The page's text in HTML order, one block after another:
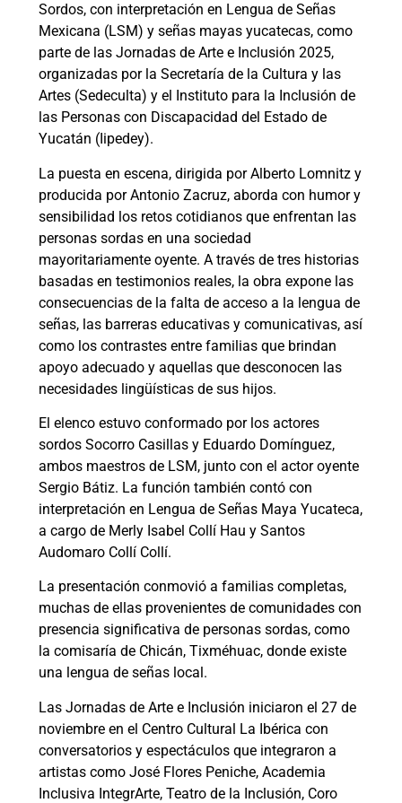
Sordos, con interpretación en Lengua de Señas
Mexicana (LSM) y señas mayas yucatecas, como
parte de las Jornadas de Arte e Inclusión 2025,
organizadas por la Secretaría de la Cultura y las
Artes (Sedeculta) y el Instituto para la Inclusión de
las Personas con Discapacidad del Estado de
Yucatán (Iipedey).
La puesta en escena, dirigida por Alberto Lomnitz y
producida por Antonio Zacruz, aborda con humor y
sensibilidad los retos cotidianos que enfrentan las
personas sordas en una sociedad
mayoritariamente oyente. A través de tres historias
basadas en testimonios reales, la obra expone las
consecuencias de la falta de acceso a la lengua de
señas, las barreras educativas y comunicativas, así
como los contrastes entre familias que brindan
apoyo adecuado y aquellas que desconocen las
necesidades lingüísticas de sus hijos.
El elenco estuvo conformado por los actores
sordos Socorro Casillas y Eduardo Domínguez,
ambos maestros de LSM, junto con el actor oyente
Sergio Bátiz. La función también contó con
interpretación en Lengua de Señas Maya Yucateca,
a cargo de Merly Isabel Collí Hau y Santos
Audomaro Collí Collí.
La presentación conmovió a familias completas,
muchas de ellas provenientes de comunidades con
presencia significativa de personas sordas, como
la comisaría de Chicán, Tixméhuac, donde existe
una lengua de señas local.
Las Jornadas de Arte e Inclusión iniciaron el 27 de
noviembre en el Centro Cultural La Ibérica con
conversatorios y espectáculos que integraron a
artistas como José Flores Peniche, Academia
Inclusiva IntegrArte, Teatro de la Inclusión, Coro